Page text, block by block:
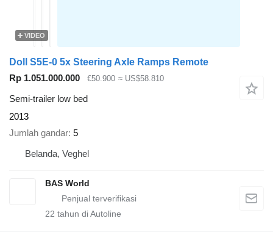
VIDEO
Doll S5E-0 5x Steering Axle Ramps Remote
Rp 1.051.000.000
€50.900 ≈ US$58.810
Semi-trailer low bed
2013
Jumlah gandar 5
Belanda, Veghel
BAS World
22 tahun di Autoline